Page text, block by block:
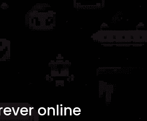
online